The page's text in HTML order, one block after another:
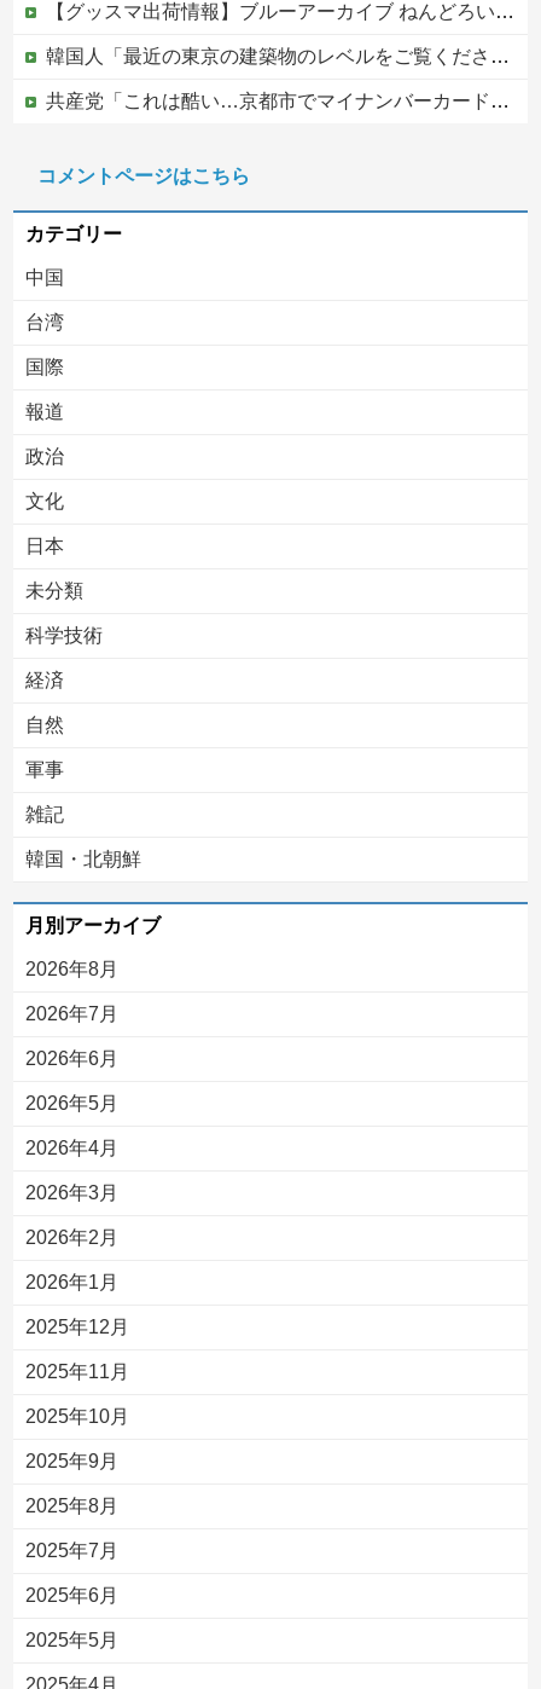
【グッスマ出荷情報】ブルーアーカイブ ねんどろいど「百合園セイア」「竜華キサキ」「早瀬ユウカ(再販)」ほか【発売日決定】
韓国人「最近の東京の建築物のレベルをご覧ください・・・」
共産党「これは酷い…京都市でマイナンバーカードを持たない29万人がポイント給付事業から排除された」
【移民政策反対】イオンの売り場で唐揚げを食う中国人の子供
コメントページはこちら
カテゴリー
中国
台湾
国際
報道
政治
文化
日本
未分類
科学技術
経済
自然
軍事
雑記
韓国・北朝鮮
月別アーカイブ
2026年8月
2026年7月
2026年6月
2026年5月
2026年4月
2026年3月
2026年2月
2026年1月
2025年12月
2025年11月
2025年10月
2025年9月
2025年8月
2025年7月
2025年6月
2025年5月